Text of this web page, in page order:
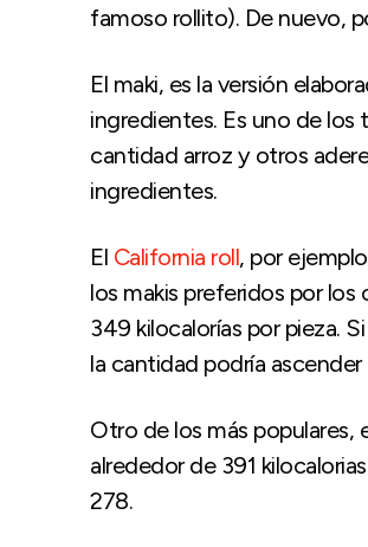
famoso rollito). De nuevo,
El maki, es la versión
ingredientes. Es uno de los
cantidad arroz y otros
ingredientes.
El California roll, por
los makis preferidos por
349 kilocalorías por pieza.
la cantidad podría ascender
Otro de los más populares,
alrededor de 391
278.